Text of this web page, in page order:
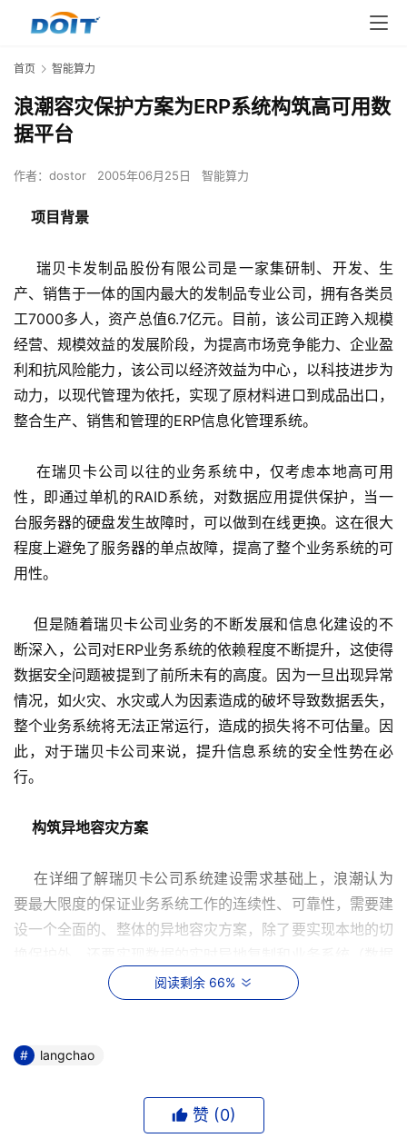
首页 智能算力
浪潮容灾保护方案为ERP系统构筑高可用数
据平台
作者： dostor 2005年06月25日 智能算力
项目背景
瑞贝卡发制品股份有限公司是一家集研制、开发、生
产、销售于一体的国内最大的发制品专业公司，拥有各类员
工7000多人，资产总值6.7亿元。目前，该公司正跨入规模
经营、规模效益的发展阶段，为提高市场竞争能力、企业盈
利和抗风险能力，该公司以经济效益为中心，以科技进步为
动力，以现代管理为依托，实现了原材料进口到成品出口，
整合生产、销售和管理的ERP信息化管理系统。
在瑞贝卡公司以往的业务系统中，仅考虑本地高可用
性，即通过单机的RAID系统，对数据应用提供保护，当一
台服务器的硬盘发生故障时，可以做到在线更换。这在很大
程度上避免了服务器的单点故障，提高了整个业务系统的可
用性。
但是随着瑞贝卡公司业务的不断发展和信息化建设的不
断深入，公司对ERP业务系统的依赖程度不断提升，这使得
数据安全问题被提到了前所未有的高度。因为一旦出现异常
情况，如火灾、水灾或人为因素造成的破坏导致数据丢失，
整个业务系统将无法正常运行，造成的损失将不可估量。因
此，对于瑞贝卡公司来说，提升信息系统的安全性势在必
行。
构筑异地容灾方案
在详细了解瑞贝卡公司系统建设需求基础上，浪潮认为
要最大限度的保证业务系统工作的连续性、可靠性，需要建
设一个全面的、整体的异地容灾方案，除了要实现本地的切
库和应用软件）的实时远程切换。浪潮认为，在新系统的建
设过程中，必须考虑如下几个问题：
可用性问题：
瘫痪，而导致整个业务的停顿，如何解决这个问题将是ERP
系统发展的关键，也是ERP数据中心建设的第一步。
阅读剩余 66%
langchao
赞 (0)